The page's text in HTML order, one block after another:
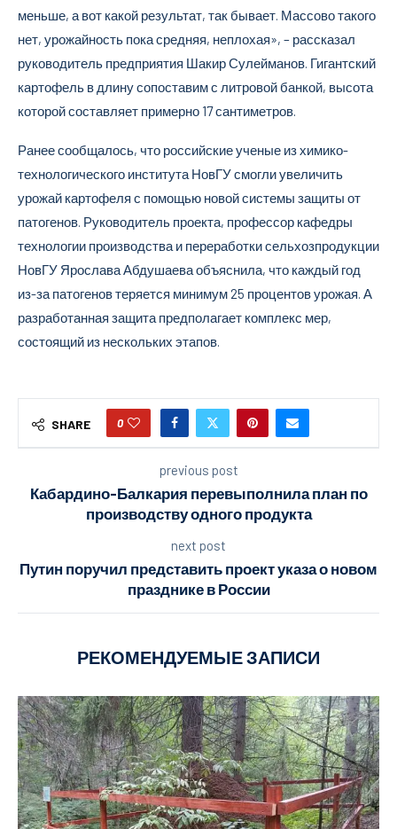
меньше, а вот какой результат, так бывает. Массово такого
нет, урожайность пока средняя, неплохая», – рассказал
руководитель предприятия Шакир Сулейманов. Гигантский
картофель в длину сопоставим с литровой банкой, высота
которой составляет примерно 17 сантиметров.
Ранее сообщалось, что российские ученые из химико-
технологического института НовГУ смогли увеличить
урожай картофеля с помощью новой системы защиты от
патогенов. Руководитель проекта, профессор кафедры
технологии производства и переработки сельхозпродукции
НовГУ Ярослава Абдушаева объяснила, что каждый год
из-за патогенов теряется минимум 25 процентов урожая. А
разработанная защита предполагает комплекс мер,
состоящий из нескольких этапов.
SHARE 0
previous post
Кабардино-Балкария перевыполнила план по
производству одного продукта
next post
Путин поручил представить проект указа о новом
празднике в России
РЕКОМЕНДУЕМЫЕ ЗАПИСИ